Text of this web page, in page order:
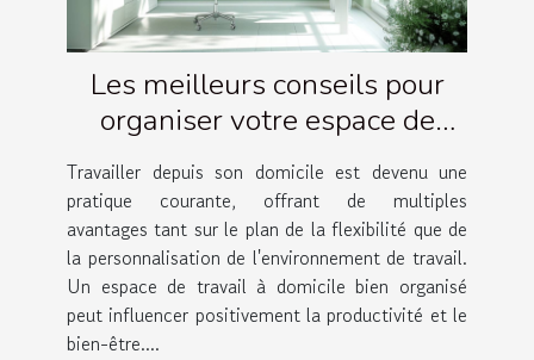
Les meilleurs conseils pour
organiser votre espace de
travail à domicile
Travailler depuis son domicile est devenu une
pratique courante, offrant de multiples
avantages tant sur le plan de la flexibilité que de
la personnalisation de l'environnement de travail.
Un espace de travail à domicile bien organisé
peut influencer positivement la productivité et le
bien-être....